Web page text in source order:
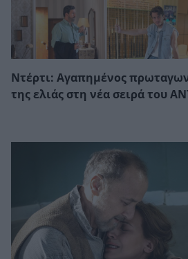
Ντέρτι: Αγαπημένος
της ελιάς στη νέα σειρά του